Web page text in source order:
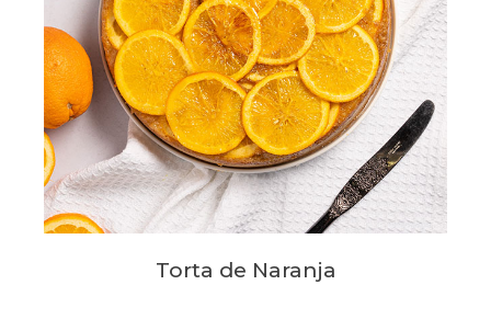
Torta de Naranja